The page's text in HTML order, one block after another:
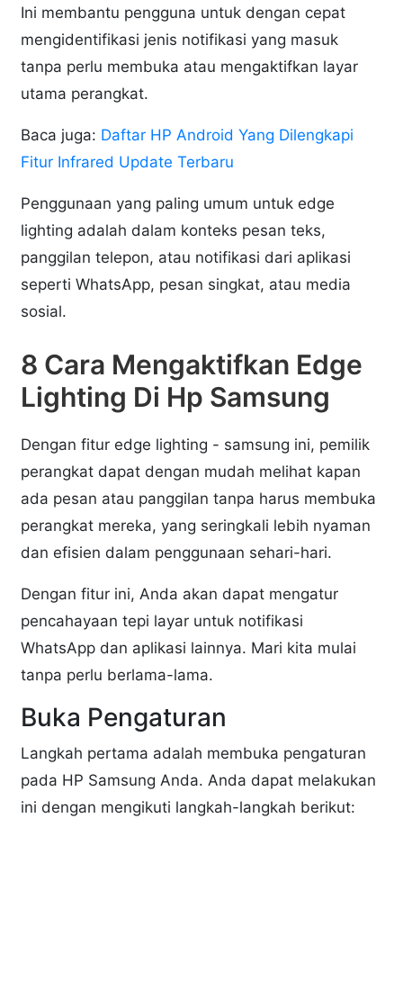
Ini membantu pengguna untuk dengan cepat
mengidentifikasi jenis notifikasi yang masuk
tanpa perlu membuka atau mengaktifkan layar
utama perangkat.
Baca juga: Daftar HP Android Yang Dilengkapi
Fitur Infrared Update Terbaru
Penggunaan yang paling umum untuk edge
lighting adalah dalam konteks pesan teks,
panggilan telepon, atau notifikasi dari aplikasi
seperti WhatsApp, pesan singkat, atau media
sosial.
8 Cara Mengaktifkan Edge
Lighting Di Hp Samsung
Dengan fitur edge lighting - samsung ini, pemilik
perangkat dapat dengan mudah melihat kapan
ada pesan atau panggilan tanpa harus membuka
perangkat mereka, yang seringkali lebih nyaman
dan efisien dalam penggunaan sehari-hari.
Dengan fitur ini, Anda akan dapat mengatur
pencahayaan tepi layar untuk notifikasi
WhatsApp dan aplikasi lainnya. Mari kita mulai
tanpa perlu berlama-lama.
Buka Pengaturan
Langkah pertama adalah membuka pengaturan
pada HP Samsung Anda. Anda dapat melakukan
ini dengan mengikuti langkah-langkah berikut: